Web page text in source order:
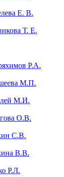
Е. В.
Т. Е.
Р.А.
М.П.
М.И.
О.В.
С.В.
В.В.
Р.Л.